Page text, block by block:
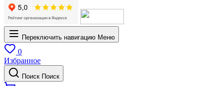
Переключить навигацию Меню
0
Избранное
Поиск Поиск